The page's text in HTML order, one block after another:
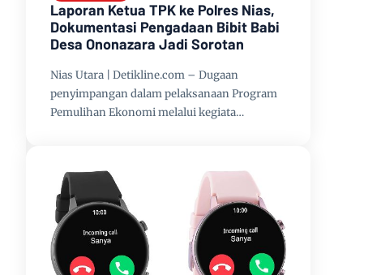
Laporan Ketua TPK ke Polres Nias,
Dokumentasi Pengadaan Bibit Babi
Desa Ononazara Jadi Sorotan
Nias Utara | Detikline.com – Dugaan
penyimpangan dalam pelaksanaan Program
Pemulihan Ekonomi melalui kegiata…